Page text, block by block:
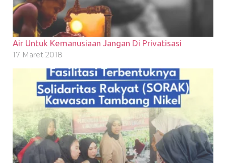
Air Untuk Kemanusiaan Jangan Di Privatisasi
17 Maret 2018